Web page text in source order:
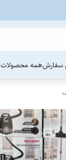
سفارشهمه محصولات